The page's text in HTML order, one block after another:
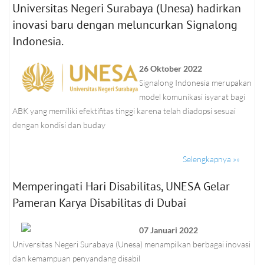
Universitas Negeri Surabaya (Unesa) hadirkan
inovasi baru dengan meluncurkan Signalong
Indonesia.
26 Oktober 2022
Signalong Indonesia merupakan
model komunikasi isyarat bagi
ABK yang memiliki efektifitas tinggi karena telah diadopsi sesuai
dengan kondisi dan buday
Selengkapnya »»
Memperingati Hari Disabilitas, UNESA Gelar
Pameran Karya Disabilitas di Dubai
07 Januari 2022
Universitas Negeri Surabaya (Unesa) menampilkan berbagai inovasi
dan kemampuan penyandang disabil